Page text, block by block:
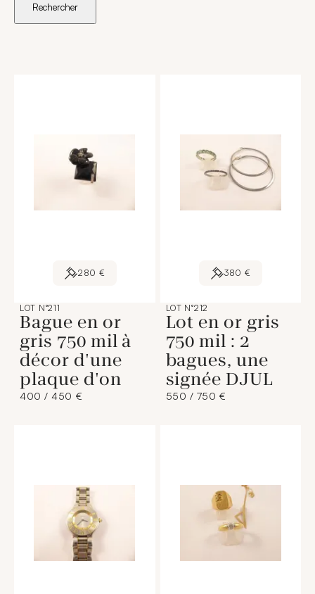
Rechercher
280 €
LOT N°211
Bague en or
gris 750 mil à
décor d'une
plaque d'on
400 / 450 €
380 €
LOT N°212
Lot en or gris
750 mil : 2
bagues, une
signée DJUL
550 / 750 €